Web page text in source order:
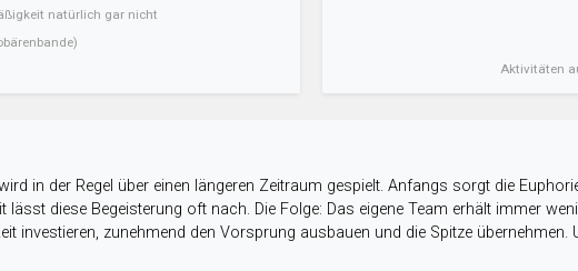
natürlich gar nicht
Aktivitäten
in der Regel über einen längeren Zeitraum gespielt. Anfangs sorgt die
lässt diese Begeisterung oft nach. Die Folge: Das eigene Team erhält immer
investieren, zunehmend den Vorsprung ausbauen und die Spitze